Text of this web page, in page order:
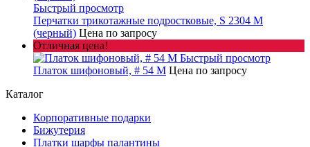
Быстрый просмотр
Перчатки трикотажные подростковые, S 2304 M
(черный) Цена по запросу
Отличная цена!
Быстрый просмотр
Платок шифоновый, # 54 M Цена по запросу
Каталог
Корпоративные подарки
Бижутерия
Платки шарфы палантины